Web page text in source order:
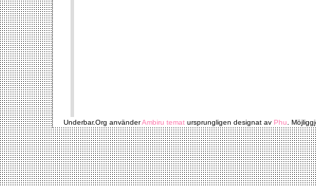
Underbar.Org använderAmbiru temat ursprungligen designat av Phu.